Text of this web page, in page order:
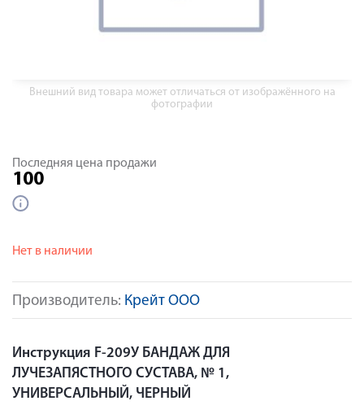
Внешний вид товара может отличаться от изображённого на
фотографии
Производитель: Крейт ООО
Последняя цена продажи
100
Нет в наличии
Инструкция F-209У БАНДАЖ ДЛЯ
ЛУЧЕЗАПЯСТНОГО СУСТАВА, № 1,
УНИВЕРСАЛЬНЫЙ, ЧЕРНЫЙ